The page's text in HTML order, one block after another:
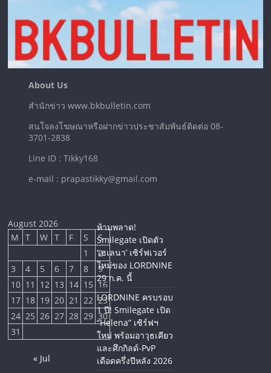
About Us
สำนักข่าว www.bkbulletin.com
สนใจลงโฆษณาหรือฝากข่าวประชาสัมพันธ์ติดต่อ 08-
3701-2838
Line ID : Tikky168
e-mail : prapastikky@gmail.com
August 2026
M
T W T F S
S
1
2
3
4 5 6 7 8
9
10 11 12 13 14 15 16
17 18 19 20 21 22 23
24 25 26 27 28 29 30
31
« Jul
ห้ามพลาด!
Smilegate เปิดตัว
‘เฮเลนา’ เซิร์ฟเวอร์
ใหม่ของ LORDNINE
29 ก.ค. นี้
LORDNINE ครบรอบ
1 ปี! Smilegate เปิด
“Helena” เซิร์ฟฯ
ใหม่ พร้อมอาวุธเคียว
และศึกกิลด์-PvP
เดือดครึ่งปีหลัง 2026